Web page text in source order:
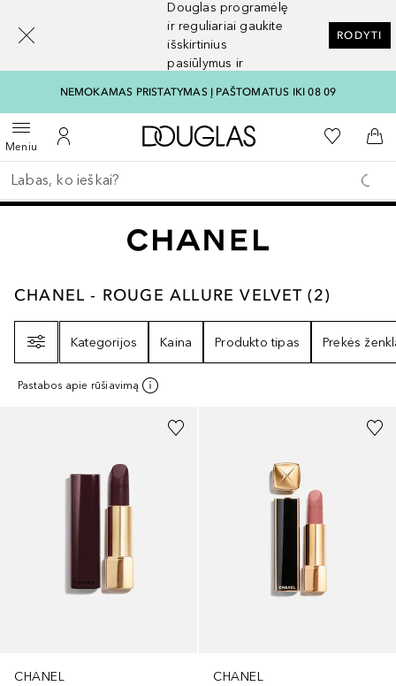
Douglas programėlę
ir reguliariai gaukite
išskirtinius
pasiūlymus ir
RODYTI
NEMOKAMAS PRISTATYMAS Į PAŠTOMATUS IKI 08 09
MeniuAtidaryti meniuĮ mano paskyrą
Į Douglas pagrindinį
Į mano
Į
Grįžk atgal
Vykdykite paiešką
CHANEL - ROUGE ALLURE VELVET2
CHANEL - ROUGE ALLURE VELVET (2)
Kategorijos
Kaina Produkto tipas Prekės
Pastabos apie rūšiavimą
CHANEL
+24
CHANEL
[navigation.slideout.screenreader]